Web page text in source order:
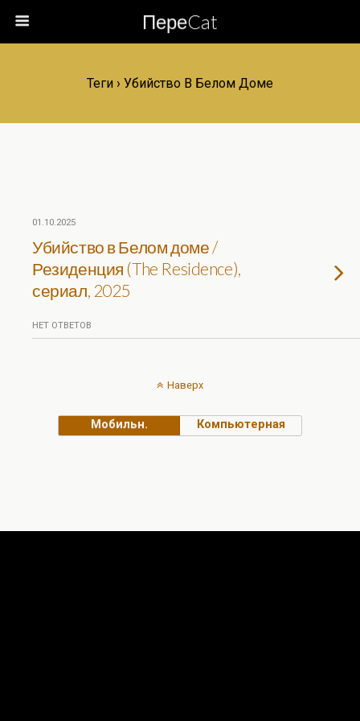
ПереCat
Теги › Убийство В Белом Доме
01.10.2025
Убийство в Белом доме /
Резиденция (The Residence),
сериал, 2025
НЕТ ОТВЕТОВ
Наверх
Мобильн. Компьютерная